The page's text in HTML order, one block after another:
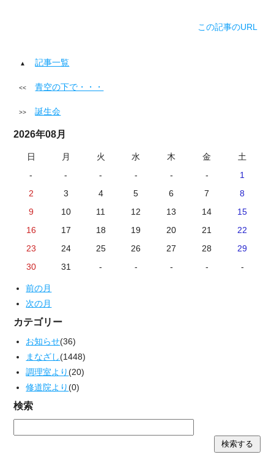
この記事のURL
記事一覧
青空の下で・・・
誕生会
2026年08月
日 月 火 水 木 金
土
-
- - - - -
1
2
3 4 5 6 7
8
9
10 11 12 13 14
15
16
17 18 19 20 21
22
23
24 25 26 27 28
29
30
31 - - - - -
前の月
次の月
カテゴリー
お知らせ(36)
まなざし(1448)
調理室より(20)
修道院より(0)
検索